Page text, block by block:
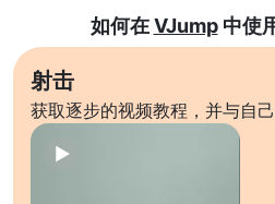
如何在VJump中使
射击
获取逐步的视频教程，并与自己